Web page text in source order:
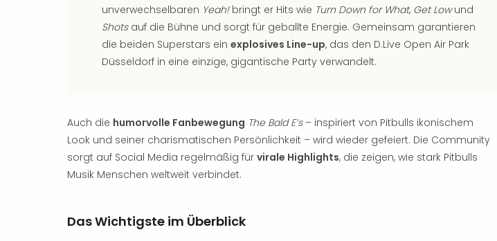
unverwechselbaren Yeah!bringt er Hits wie Turn Down for What, Get Lowund
Shotsauf die Bühne und sorgt für geballte Energie. Gemeinsam garantieren
die beiden Superstars ein explosives Line-up, das den D.Live Open Air Park
Düsseldorf in eine einzige, gigantische Party verwandelt.
Auch die humorvolle Fanbewegung The Bald E’s– inspiriert von Pitbulls ikonischem
Look und seiner charismatischen Persönlichkeit – wird wieder gefeiert. Die Community
sorgt auf Social Media regelmäßig für virale Highlights, die zeigen, wie stark Pitbulls
Musik Menschen weltweit verbindet.
Das Wichtigste im Überblick